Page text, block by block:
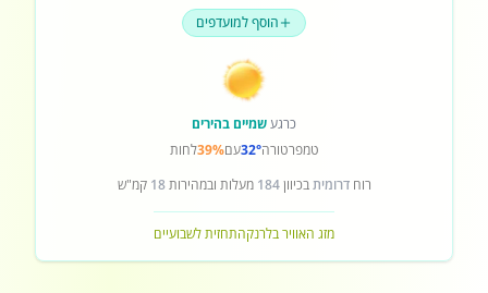
הוסף למועדפים
כרגעשמיים בהירים
טמפרטורה32°עם39%לחות
רוחדרומיתבכיוון184 מעלות ובמהירות18 קמ"ש
מזג האוויר בלרנקהתחזית לשבועיים